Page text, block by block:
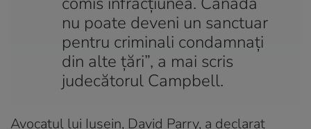
nu poate deveni un sanctuar
pentru criminali condamnați
din alte țări”, a mai scris
judecătorul Campbell.
Avocatul lui Iusein, David Parry, a declarat